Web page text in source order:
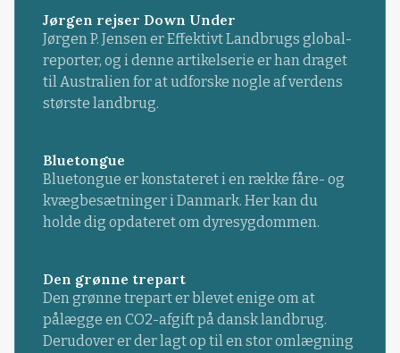
Jørgen rejser Down Under
Jørgen P. Jensen er Effektivt Landbrugs global-
reporter, og i denne artikelserie er han draget
til Australien for at udforske nogle af verdens
største landbrug.
Bluetongue
Bluetongue er konstateret i en række fåre- og
kvægbesætninger i Danmark. Her kan du
holde dig opdateret om dyresygdommen.
Den grønne trepart
Den grønne trepart er blevet enige om at
pålægge en CO2-afgift på dansk landbrug.
Derudover er der lagt op til en stor omlægning